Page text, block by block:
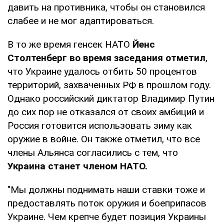
давить на противника, чтобы он становился
слабее и не мог адаптироваться.
В то же время генсек НАТО Йенс
Столтенберг во время заседания отметил,
что Украине удалось отбить 50 процентов
территорий, захваченных РФ в прошлом году.
Однако российский диктатор Владимир Путин
до сих пор не отказался от своих амбиций и
Россия готовится использовать зиму как
оружие в войне. Он также отметил, что все
члены Альянса согласились с тем, что
Украина станет членом НАТО.
"Мы должны поднимать наши ставки тоже и
предоставлять поток оружия и боеприпасов
Украине. Чем крепче будет позиция Украины